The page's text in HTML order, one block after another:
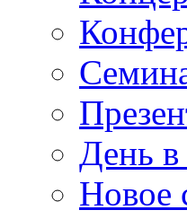
День в
Новое